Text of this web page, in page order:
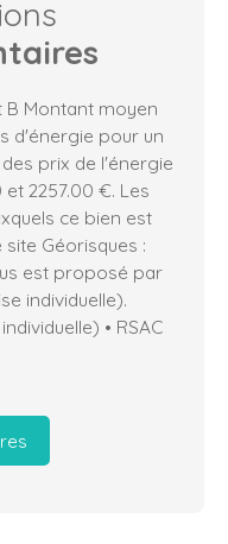
B Montant moyen
d'énergie pour un
prix de l'énergie
et 2257.00 €. Les
ce bien est
Géorisques :
est proposé par
individuelle).
• RSAC